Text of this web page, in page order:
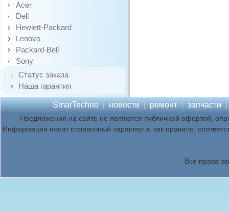
Acer
Dell
Hewlett-Packard
Lenovo
Packard-Bell
Sony
Статус заказа
Наша гарантия
SmarTechno | новости | ремонт | запчасти |
Предложения на сайте не являются публичной офертой,
Информация носит справочный характер и, как правило,
Все права